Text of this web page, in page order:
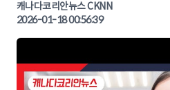
CKNNEWS, 캐나다코리안뉴스
캐나다코리안뉴스 CKNN
2026-01-18 00:56:39